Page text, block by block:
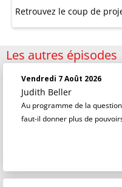
Retrouvez le coup de
Les autres épisodes
Vendredi 7 Août 2026
Judith Beller
Au programme de la
faut-il donner plus de